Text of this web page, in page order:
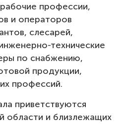
профессии,
и операторов
слесарей,
технические
по снабжению,
продукции,
профессий.
приветствуются
области и близлежащих